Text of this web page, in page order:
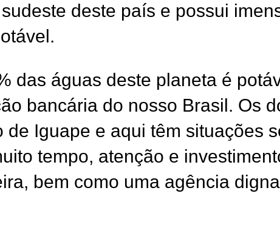
deste país e possui
das águas deste planeta é
bancária do nosso Brasil. Os
Iguape e aqui têm situações
tempo, atenção e
bem como uma agência